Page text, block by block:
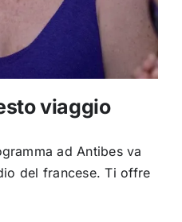
viaggio
ad Antibes va
del francese. Ti offre